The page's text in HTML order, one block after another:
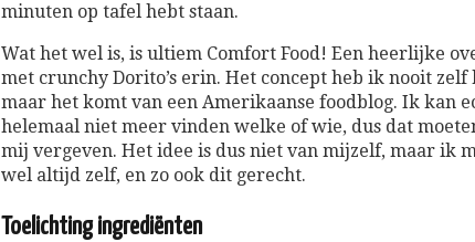
minuten op tafel hebt staan.
Wat het wel is, is ultiem Comfort Food! Een heerlijke
met crunchy Dorito’s erin. Het concept heb ik nooit zelf
maar het komt van een Amerikaanse foodblog. Ik kan
helemaal niet meer vinden welke of wie, dus dat
mij vergeven. Het idee is dus niet van mijzelf, maar ik
wel altijd zelf, en zo ook dit gerecht.
Toelichting ingrediënten